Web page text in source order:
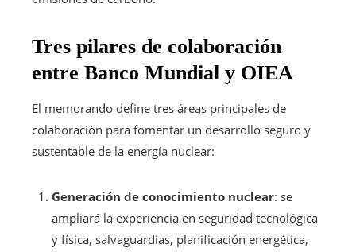
Tres pilares de colaboración
entre Banco Mundial y OIEA
El memorando define tres áreas principales de
colaboración para fomentar un desarrollo seguro y
sustentable de la energía nuclear:
Generación de conocimiento nuclear: se
ampliará la experiencia en seguridad tecnológica
y física, salvaguardias, planificación energética,